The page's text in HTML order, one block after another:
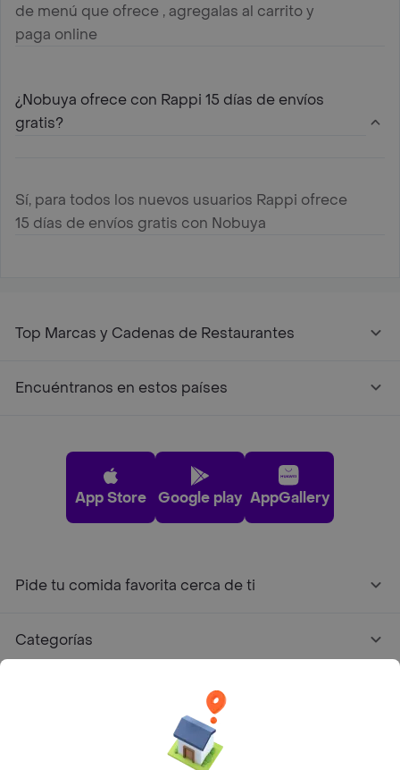
de menú que ofrece , agregalas al carrito y
paga online
¿Nobuya ofrece con Rappi 15 días de envíos
gratis?
Sí, para todos los nuevos usuarios Rappi ofrece
15 días de envíos gratis con Nobuya
Top Marcas y Cadenas de Restaurantes
Encuéntranos en estos países
App Store Google play AppGallery
Pide tu comida favorita cerca de ti
Categorías